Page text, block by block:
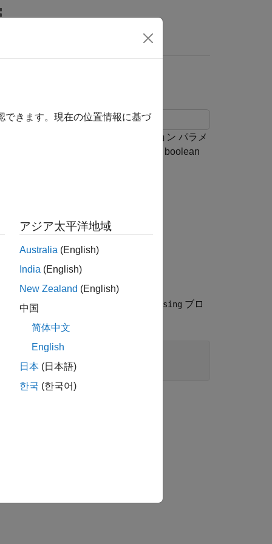
コードの最適化
ます。モデル コンフィギュレーション パラメ
と、論理信号を生成するブロックは boolean
Logical Operator HitCrossing ブロ
できます。現在の位置情報に基づ
アジア太平洋地域
Australia (English)
India (English)
New Zealand (English)
中国
简体中文
English
日本 (日本語)
한국 (한국어)